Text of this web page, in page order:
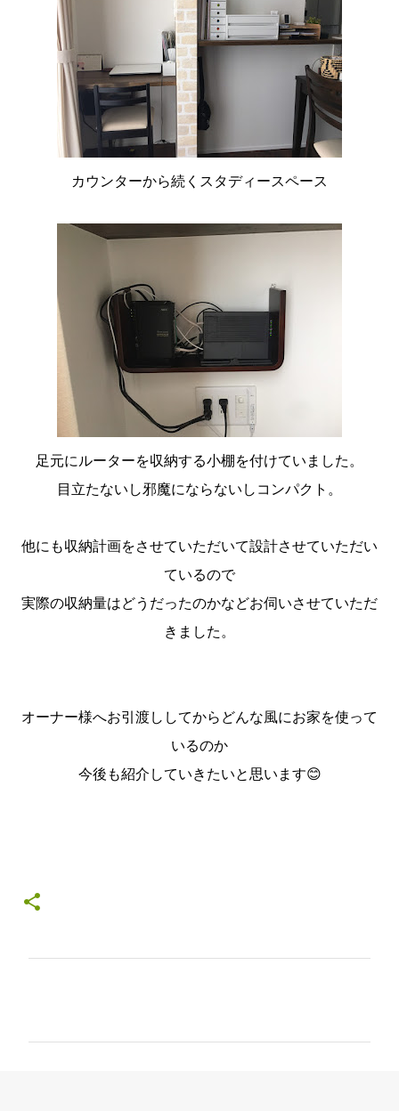
カウンターから続くスタディースペース
足元にルーターを収納する小棚を付けていました。
目立たないし邪魔にならないしコンパクト。
他にも収納計画をさせていただいて設計させていただい
ているので
実際の収納量はどうだったのかなどお伺いさせていただ
きました。
オーナー様へお引渡ししてからどんな風にお家を使って
いるのか
今後も紹介していきたいと思います😊